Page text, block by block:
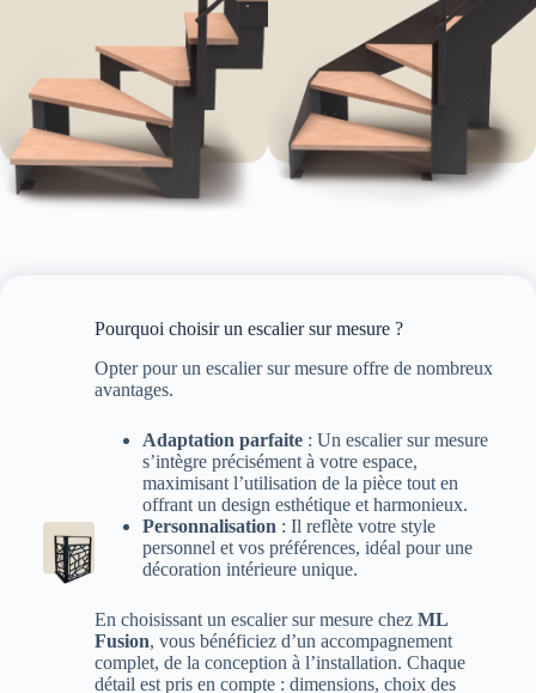
Pourquoi choisir un escalier sur mesure ?
Opter pour un escalier sur mesure offre de nombreux
avantages.
Adaptation parfaite : Un escalier sur mesure
s’intègre précisément à votre espace,
maximisant l’utilisation de la pièce tout en
offrant un design esthétique et harmonieux.
Personnalisation : Il reflète votre style
personnel et vos préférences, idéal pour une
décoration intérieure unique.
En choisissant un escalier sur mesure chez ML
Fusion, vous bénéficiez d’un accompagnement
complet, de la conception à l’installation. Chaque
détail est pris en compte : dimensions, choix des